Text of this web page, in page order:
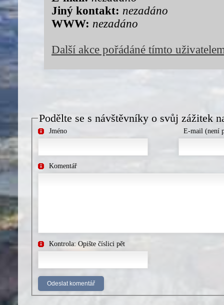
Jiný kontakt: nezadáno
WWW: nezadáno
Další akce pořádáné tímto
Podělte se s návštěvníky o svůj zážitek
Jméno E-mail (není
Komentář
Kontrola: Opište číslici pět